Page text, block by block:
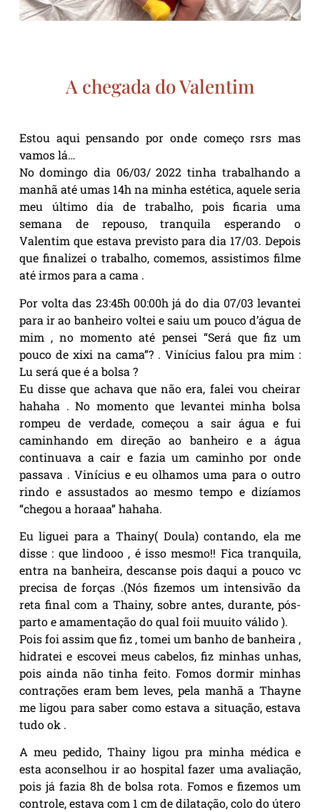
A chegada do Valentim
Estou aqui pensando por onde começo rsrs mas
vamos lá…
No domingo dia 06/03/ 2022 tinha trabalhando a
manhã até umas 14h na minha estética, aquele seria
meu último dia de trabalho, pois ficaria uma
semana de repouso, tranquila esperando o
Valentim que estava previsto para dia 17/03. Depois
que finalizei o trabalho, comemos, assistimos filme
até irmos para a cama .
Por volta das 23:45h 00:00h já do dia 07/03 levantei
para ir ao banheiro voltei e saiu um pouco d’água de
mim , no momento até pensei “Será que fiz um
pouco de xixi na cama”? . Vinícius falou pra mim :
Lu será que é a bolsa ?
Eu disse que achava que não era, falei vou cheirar
hahaha . No momento que levantei minha bolsa
rompeu de verdade, começou a sair água e fui
caminhando em direção ao banheiro e a água
continuava a cair e fazia um caminho por onde
passava . Vinícius e eu olhamos uma para o outro
rindo e assustados ao mesmo tempo e dizíamos
“chegou a horaaa” hahaha.
Eu liguei para a Thainy( Doula) contando, ela me
disse : que lindooo , é isso mesmo!! Fica tranquila,
entra na banheira, descanse pois daqui a pouco vc
precisa de forças .(Nós fizemos um intensivão da
reta final com a Thainy, sobre antes, durante, pós-
parto e amamentação do qual foii muuito válido ).
Pois foi assim que fiz , tomei um banho de banheira ,
hidratei e escovei meus cabelos, fiz minhas unhas,
pois ainda não tinha feito. Fomos dormir minhas
contrações eram bem leves, pela manhã a Thayne
me ligou para saber como estava a situação, estava
tudo ok .
A meu pedido, Thainy ligou pra minha médica e
esta aconselhou ir ao hospital fazer uma avaliação,
pois já fazia 8h de bolsa rota. Fomos e fizemos um
controle, estava com 1 cm de dilatação, colo do útero